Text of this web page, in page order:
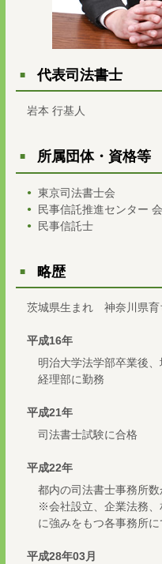
代表司法書士
岩本 行基人
所属団体・資格等
東京司法書士会
民事信託推進センター
民事信託士
略歴
茨城県生まれ 神奈川県
平成16年
明治大学法学部卒業後
経理部に勤務
平成21年
司法書士試験に合格
平成22年
都内の司法書士事務所
※会社設立、企業法務
に強みをもつ各事務所に
平成28年03月